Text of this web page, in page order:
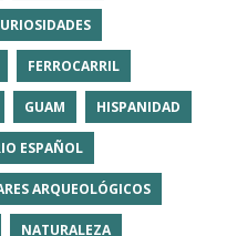
FERROCARRIL
GUAM HISPANIDAD
ESPAÑOL
ARQUEOLÓGICOS
NATURALEZA